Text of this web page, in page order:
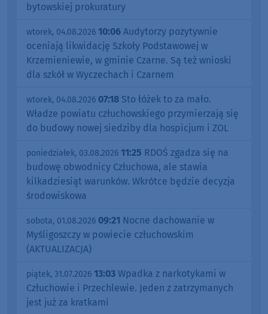
bytowskiej prokuratury
wtorek, 04.08.2026 10:06 Audytorzy pozytywnie
oceniają likwidację Szkoły Podstawowej w
Krzemieniewie, w gminie Czarne. Są też wnioski
dla szkół w Wyczechach i Czarnem
wtorek, 04.08.2026 07:18 Sto łóżek to za mało.
Władze powiatu człuchowskiego przymierzają się
do budowy nowej siedziby dla hospicjum i ZOL
poniedziałek, 03.08.2026 11:25 RDOŚ zgadza się na
budowę obwodnicy Człuchowa, ale stawia
kilkadziesiąt warunków. Wkrótce będzie decyzja
środowiskowa
sobota, 01.08.2026 09:21 Nocne dachowanie w
Myśligoszczy w powiecie człuchowskim
(AKTUALIZACJA)
piątek, 31.07.2026 13:03 Wpadka z narkotykami w
Człuchowie i Przechlewie. Jeden z zatrzymanych
jest już za kratkami